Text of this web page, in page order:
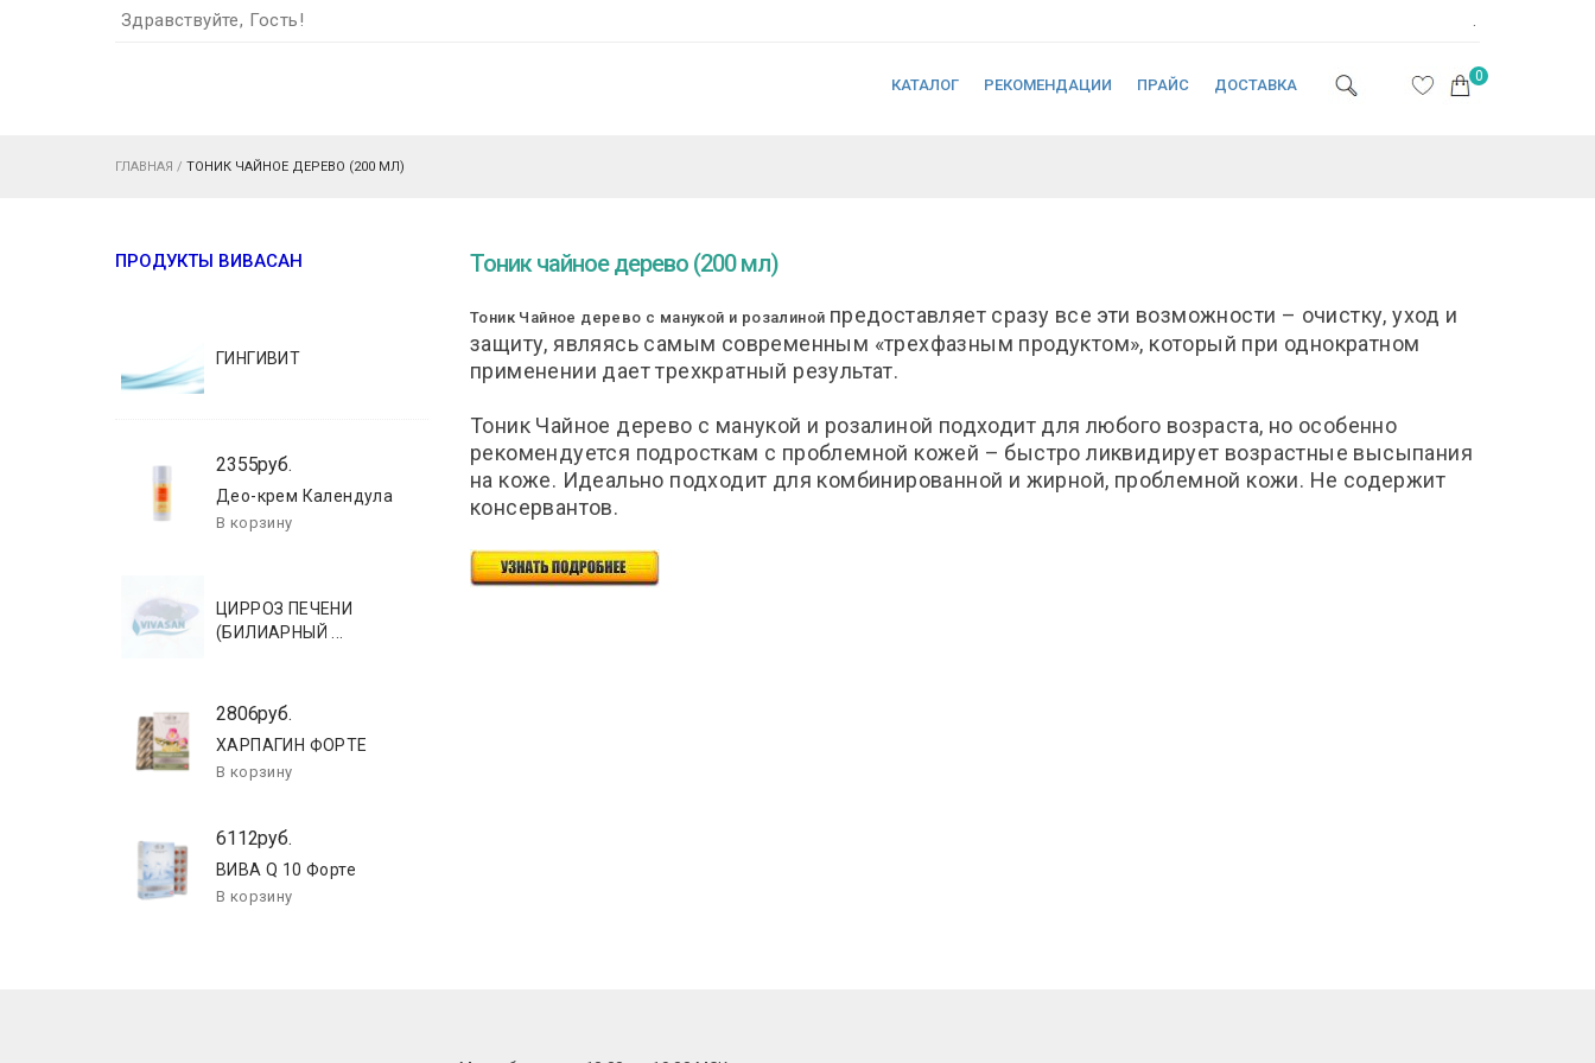
Здравствуйте, Гость! .
КАТАЛОГ РЕКОМЕНДАЦИИ ПРАЙС ДОСТАВКА 0
ГЛАВНАЯ / ТОНИК ЧАЙНОЕ ДЕРЕВО (200 МЛ)
Тоник чайное дерево (200 мл)
Тоник Чайное дерево с манукой и розалиной предоставляет сразу все эти возможности – очистку, уход и
защиту, являясь самым современным «трехфазным продуктом», который при однократном
применении дает трехкратный результат.
Тоник Чайное дерево с манукой и розалиной подходит для любого возраста, но особенно
рекомендуется подросткам с проблемной кожей – быстро ликвидирует возрастные высыпания
на коже. Идеально подходит для комбинированной и жирной, проблемной кожи. Не содержит
консервантов.
ПРОДУКТЫ ВИВАСАН
ГИНГИВИТ
2355руб.
Део-крем Календула
ЦИРРОЗ ПЕЧЕНИ
(БИЛИАРНЫЙ ...
2806руб.
ХАРПАГИН ФОРТЕ
6112руб.
ВИВА Q 10 Форте